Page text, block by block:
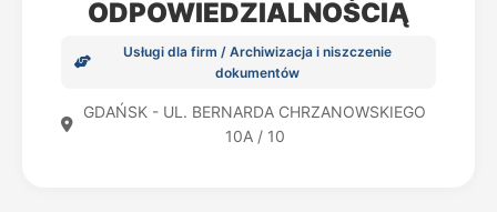
ODPOWIEDZIALNOŚCIĄ
Usługi dla firm / Archiwizacja i niszczenie
dokumentów
GDAŃSK - UL. BERNARDA CHRZANOWSKIEGO
10A / 10